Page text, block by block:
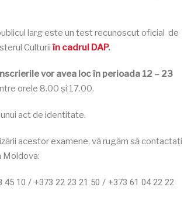
larg este un test recunoscut oficial de
Culturiiîn cadrul DAP.
vor avea loc în perioada 12 – 23
orele 8.00 și 17.00.
act de identitate.
acestor examene, vă rugăm să contactați
Moldova:
45 10 / +373 22 23 21 50 / +373 61 04 22 22